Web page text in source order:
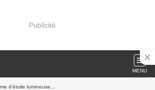
Publicité
MENU
d'étoile lumineuse...